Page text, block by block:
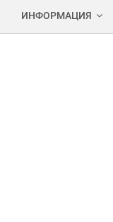
ИНФОРМАЦИЯ